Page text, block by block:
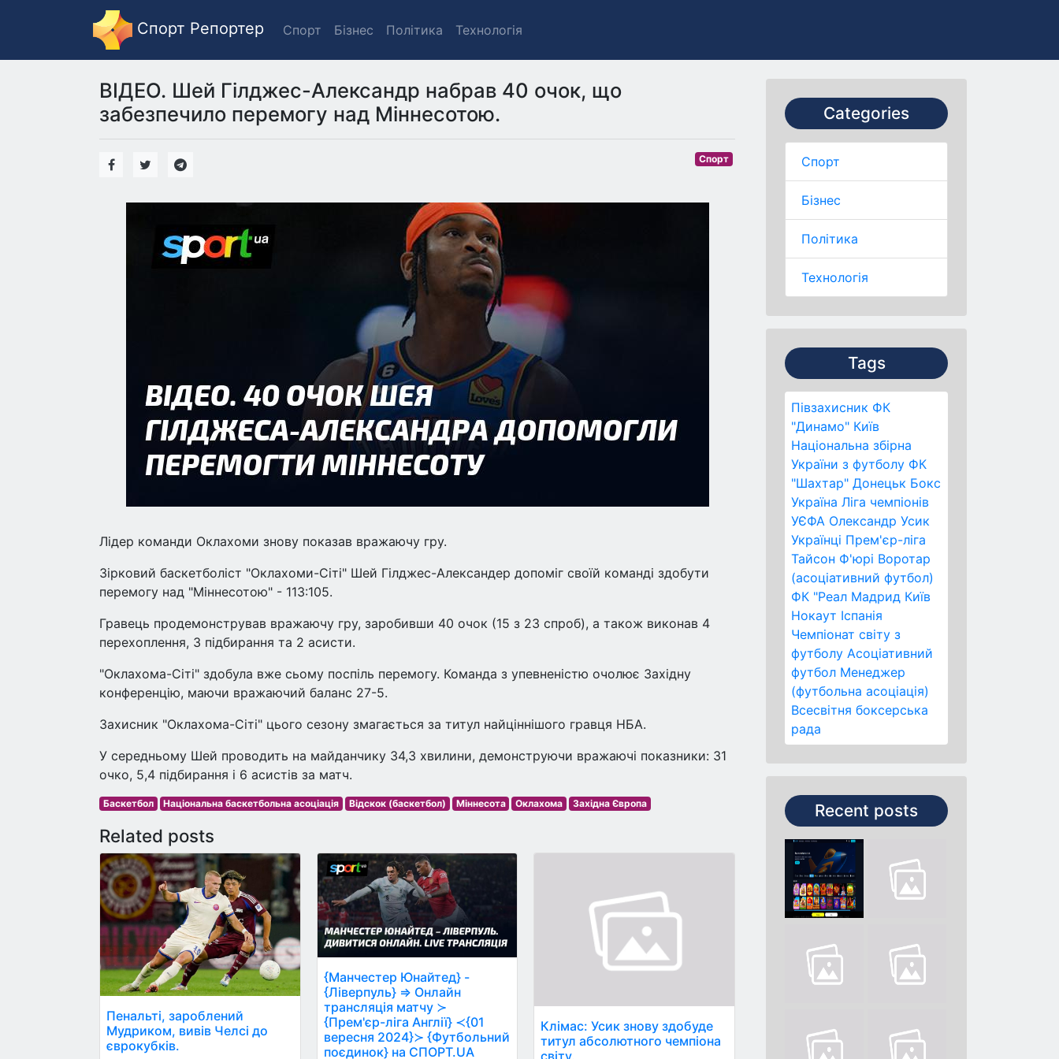
Спорт Репортер Спорт Бізнес Політика Технологія
Categories
Спорт
Бізнес
Політика
Технологія
Tags
Півзахисник ФК
"Динамо" Київ
Національна збірна
України з футболу ФК
"Шахтар" Донецьк Бокс
Україна Ліга чемпіонів
УЄФА Олександр Усик
Українці Прем'єр-ліга
Тайсон Ф'юрі Воротар
(асоціативний футбол)
ФК "Реал Мадрид Київ
Нокаут Іспанія
Чемпіонат світу з
футболу Асоціативний
футбол Менеджер
(футбольна асоціація)
Всесвітня боксерська
рада
Recent posts
ВІДЕО. Шей Гілджес-Александр набрав 40 очок, що
забезпечило перемогу над Міннесотою.
Спорт
Лідер команди Оклахоми знову показав вражаючу гру.
Зірковий баскетболіст "Оклахоми-Сіті" Шей Гілджес-Александер допоміг своїй команді здобути
перемогу над "Міннесотою" - 113:105.
Гравець продемонстрував вражаючу гру, заробивши 40 очок (15 з 23 спроб), а також виконав 4
перехоплення, 3 підбирання та 2 асисти.
"Оклахома-Сіті" здобула вже сьому поспіль перемогу. Команда з упевненістю очолює Західну
конференцію, маючи вражаючий баланс 27-5.
Захисник "Оклахома-Сіті" цього сезону змагається за титул найціннішого гравця НБА.
У середньому Шей проводить на майданчику 34,3 хвилини, демонструючи вражаючі показники: 31
очко, 5,4 підбирання і 6 асистів за матч.
Баскетбол Національна баскетбольна асоціація Відскок (баскетбол) Міннесота Оклахома Західна Європа
Related posts
Пенальті, зароблений
Мудриком, вивів Челсі до
єврокубків.
{Манчестер Юнайтед} -
{Ліверпуль} ⇒ Онлайн
трансляція матчу ≻
{Прем'єр-ліга Англії} ≺{01
вересня 2024}≻ {Футбольний
поєдинок} на СПОРТ.UA
Клімас: Усик знову здобуде
титул абсолютного чемпіона